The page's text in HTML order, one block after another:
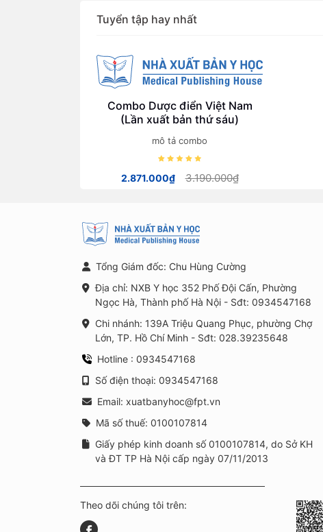
Tuyển tập hay nhất
Combo Dược điển Việt Nam
(Lần xuất bản thứ sáu)
mô tả combo
2.871.000₫ 3.190.000₫
Tổng Giám đốc: Chu Hùng Cường
Địa chỉ: NXB Y học 352 Phố Đội Cấn, Phường
Ngọc Hà, Thành phố Hà Nội - Sđt: 0934547168
Chi nhánh: 139A Triệu Quang Phục, phường Chợ
Lớn, TP. Hồ Chí Minh - Sđt: 028.39235648
Hotline : 0934547168
Số điện thoại: 0934547168
Email: xuatbanyhoc@fpt.vn
Mã số thuế: 0100107814
Giấy phép kinh doanh số 0100107814, do Sở KH
và ĐT TP Hà Nội cấp ngày 07/11/2013
Theo dõi chúng tôi trên: